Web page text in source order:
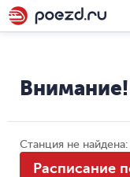
Внимание!
Станция не
Расписание